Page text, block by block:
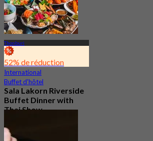
Thonburi
52% de réduction
International
Buffet d'hôtel
Sala Lakorn Riverside
Buffet Dinner with
Thai Show
3.8K Réservé